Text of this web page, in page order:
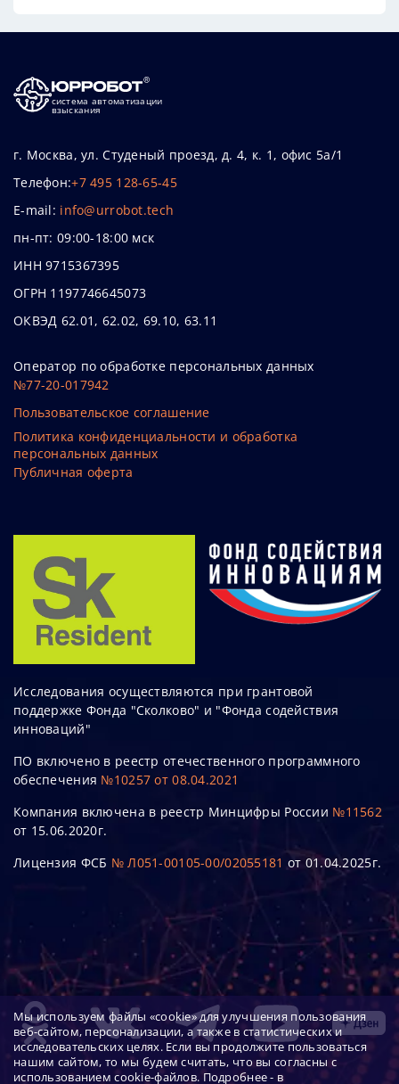
Мы используем файлы «cookie» для улучшения пользования
веб-сайтом, персонализации, а также в статистических и
исследовательских целях. Если вы продолжите пользоваться
нашим сайтом, то мы будем считать, что вы согласны с
использованием cookie-файлов. Подробнее - в
система автоматизации
взыскания
г. Москва, ул. Студеный проезд, д. 4, к. 1, офис 5а/1
Телефон:+7 495 128-65-45
E-mail: info@urrobot.tech
пн-пт: 09:00-18:00 мск
ИНН 9715367395
ОГРН 1197746645073
ОКВЭД 62.01, 62.02, 69.10, 63.11
Оператор по обработке персональных данных
№77-20-017942
Пользовательское соглашение
Политика конфиденциальности и обработка
персональных данных
Публичная оферта
Исследования осуществляются при грантовой
поддержке Фонда "Сколково" и "Фонда содействия
инноваций"
ПО включено в реестр отечественного программного
обеспечения №10257 от 08.04.2021
Компания включена в реестр Минцифры России №11562
от 15.06.2020г.
Лицензия ФСБ № Л051-00105-00/02055181 от 01.04.2025г.